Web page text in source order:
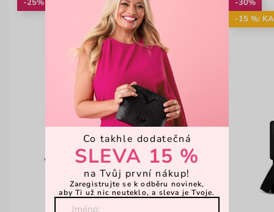
-25%
-30%
-15 %:
Co takhle dodatečná
SLEVA 15 %
na Tvůj první nákup!
Zaregistrujte se k odběru novinek,
aby Ti už nic neuteklo, a sleva je Tvoje.